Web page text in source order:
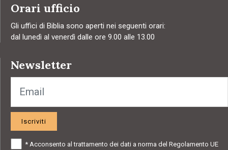
Orari ufficio
Gli uffici di Biblia sono aperti nei seguenti orari:
dal lunedì al venerdì dalle ore 9.00 alle 13.00
Newsletter
Iscriviti
* Acconsento al trattamento dei dati a norma del Regolamento UE